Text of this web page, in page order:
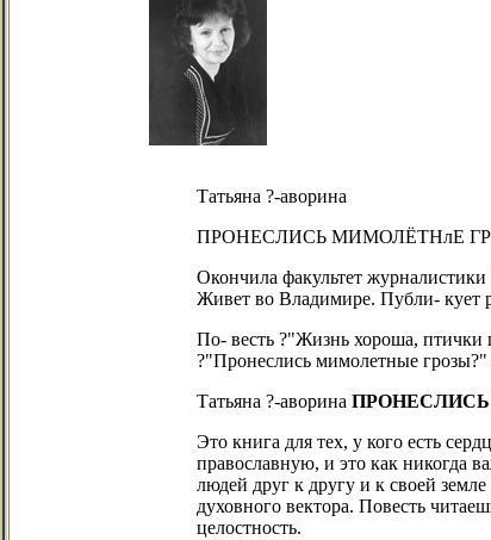
Татьяна ?-аворина
ПРОНЕСЛИСЬ МИМОЛЁТНлЕ
Окончила факультет
Живет во Владимире. Публи- кует
По- весть ?"Жизнь хороша, птички
?"Пронеслись мимолетные грозы?"
Татьяна ?-аворина ПРОНЕСЛИСЬ
Это книга для тех, у кого есть
православную, и это как никогда
людей друг к другу и к своей
духовного вектора. Повесть
целостность.